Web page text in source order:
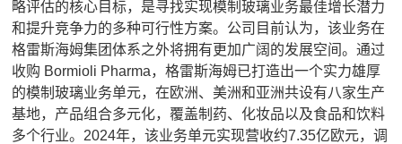
略评估的核心目标，是寻找实现模制玻璃业务最佳增长潜力
和提升竞争力的多种可行性方案。公司目前认为，该业务在
格雷斯海姆集团体系之外将拥有更加广阔的发展空间。通过
收购 Bormioli Pharma，格雷斯海姆已打造出一个实力雄厚
的模制玻璃业务单元，在欧洲、美洲和亚洲共设有八家生产
基地，产品组合多元化，覆盖制药、化妆品以及食品和饮料
多个行业。2024年，该业务单元实现营收约7.35亿欧元，调